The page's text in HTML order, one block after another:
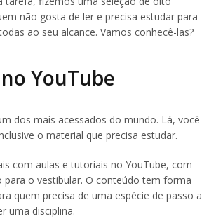
não gosta de ler e precisa estudar para
ao seu alcance. Vamos conhecê-las?
YouTube
dos mais acessados do mundo. Lá, você
o material que precisa estudar.
com aulas e tutoriais no YouTube, com
para o vestibular. O conteúdo tem forma
quem precisa de uma espécie de passo a
uma disciplina.